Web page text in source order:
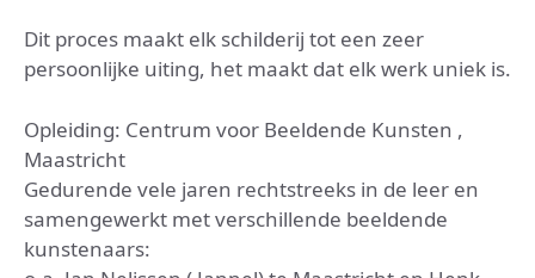
Dit proces maakt elk schilderij tot een zeer
persoonlijke uiting, het maakt dat elk werk uniek is.
Opleiding: Centrum voor Beeldende Kunsten ,
Maastricht
Gedurende vele jaren rechtstreeks in de leer en
samengewerkt met verschillende beeldende
kunstenaars: